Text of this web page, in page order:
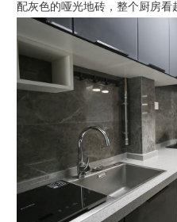
配灰色的哑光地砖，整个厨房看